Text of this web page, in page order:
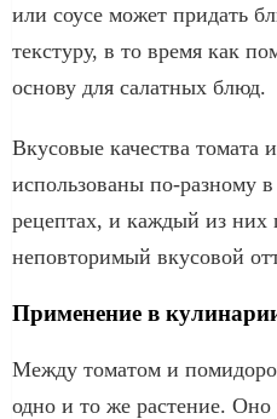
или соусе может придать
текстуру, в то время как
основу для салатных блюд.
Вкусовые качества томата
использованы по-разному
рецептах, и каждый из них
неповторимый вкусовой
Применение в
Между томатом и
одно и то же растение. Оно